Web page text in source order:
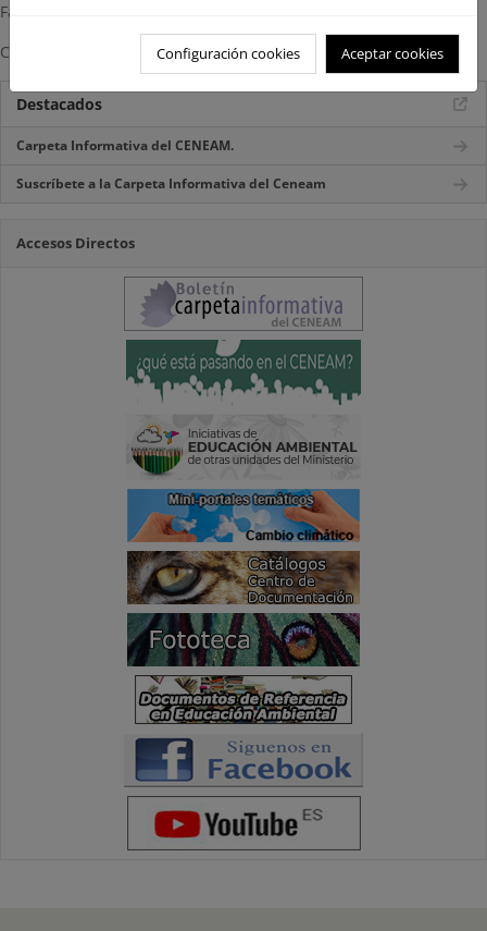
Fax. 921471746
Correo-e:
int.ceneam@oapn.es
Destacados
Carpeta Informativa del CENEAM.
Suscríbete a la Carpeta Informativa del Ceneam
Accesos Directos
Configuración cookies Aceptar cookies